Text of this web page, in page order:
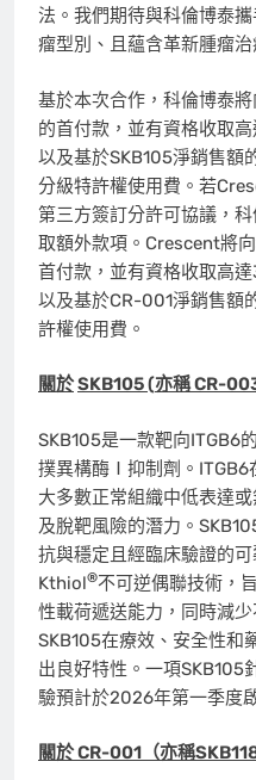
法。我們期待與科倫博泰
瘤型別、且蘊含革新腫瘤治
基於本次合作，科倫博泰
的首付款，並有資格收取
以及基於SKB105淨銷售額
分級特許權使用費。若
第三方簽訂分許可協議，
取額外款項。Crescent將
首付款，並有資格收取高
以及基於CR-001淨銷售額
許權使用費。
關於SKB105 (亦稱CR-
SKB105是一款靶向ITGB6
撲異構酶Ⅰ抑制劑。ITGB6
大多數正常組織中低表達
及脫靶風險的潛力。
抗與穩定且經臨床驗證的
Kthiol®不可逆偶聯技術，
性載荷遞送能力，同時減
SKB105在療效、安全性和
出良好特性。一項
驗預計於2026年第一季度
關於CR-001 （亦稱